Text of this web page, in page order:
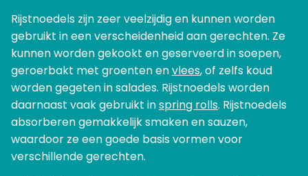
Rijstnoedels zijn zeer veelzijdig en kunnen worden
gebruikt in een verscheidenheid aan gerechten. Ze
kunnen worden gekookt en geserveerd in soepen,
geroerbakt met groenten envlees, of zelfs koud
worden gegeten in salades. Rijstnoedels worden
daarnaast vaak gebruikt inspring rolls. Rijstnoedels
absorberen gemakkelijk smaken en sauzen,
waardoor ze een goede basis vormen voor
verschillende gerechten.